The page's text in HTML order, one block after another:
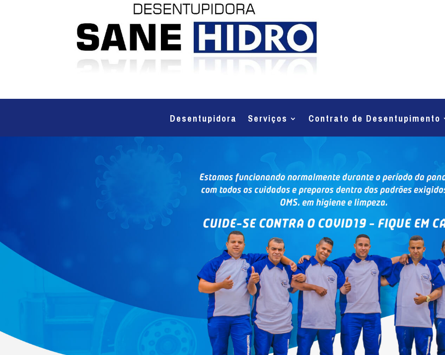
Desentupidora Serviços Contrato de Desentupimento